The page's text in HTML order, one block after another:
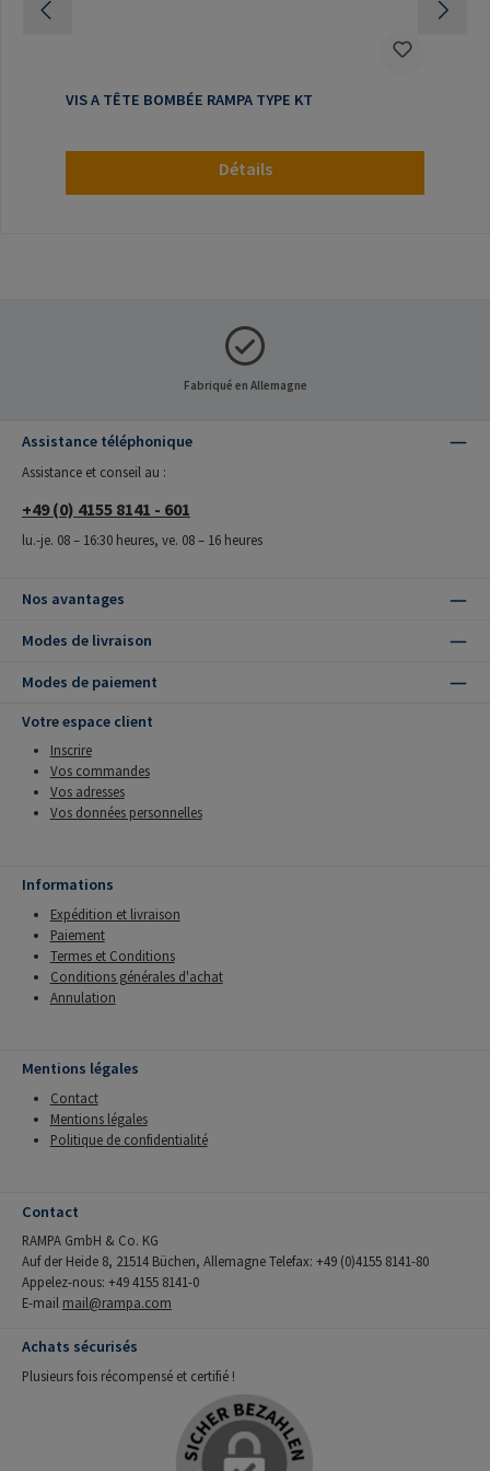
VIS A TÊTE BOMBÉE RAMPA TYPE KT
Détails
Fabriqué en Allemagne
Assistance téléphonique
Assistance et conseil au :
+49 (0) 4155 8141 - 601
lu.-je. 08 – 16:30 heures, ve. 08 – 16 heures
Nos avantages
Modes de livraison
Modes de paiement
Votre espace client
Inscrire
Vos commandes
Vos adresses
Vos données personnelles
Informations
Expédition et livraison
Paiement
Termes et Conditions
Conditions générales d'achat
Annulation
Mentions légales
Contact
Mentions légales
Politique de confidentialité
Contact
RAMPA GmbH & Co. KG
Auf der Heide 8, 21514 Büchen, Allemagne Telefax: +49 (0)4155 8141-80
Appelez-nous: +49 4155 8141-0
E-mail mail@rampa.com
Achats sécurisés
Plusieurs fois récompensé et certifié !